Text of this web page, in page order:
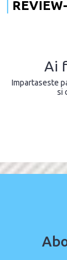
Ai
Impartaseste
si